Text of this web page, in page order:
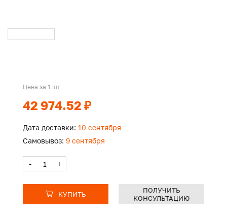
Цена за 1 шт
42 974.52 ₽
Дата доставки: 10 сентября
Самовывоз: 9 сентября
- +
КУПИТЬ
ПОЛУЧИТЬ
КОНСУЛЬТАЦИЮ